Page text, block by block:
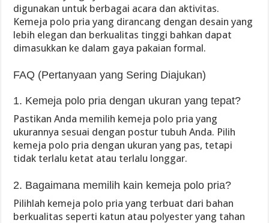
digunakan untuk berbagai acara dan aktivitas.
Kemeja polo pria yang dirancang dengan desain yang
lebih elegan dan berkualitas tinggi bahkan dapat
dimasukkan ke dalam gaya pakaian formal.
FAQ (Pertanyaan yang Sering Diajukan)
1. Kemeja polo pria dengan ukuran yang tepat?
Pastikan Anda memilih kemeja polo pria yang
ukurannya sesuai dengan postur tubuh Anda. Pilih
kemeja polo pria dengan ukuran yang pas, tetapi
tidak terlalu ketat atau terlalu longgar.
2. Bagaimana memilih kain kemeja polo pria?
Pilihlah kemeja polo pria yang terbuat dari bahan
berkualitas seperti katun atau polyester yang tahan